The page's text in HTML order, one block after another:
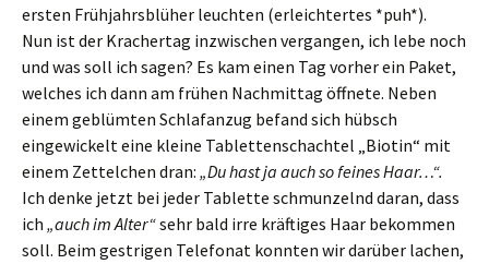
ersten Frühjahrsblüher leuchten (erleichtertes *puh*).
Nun ist der Krachertag inzwischen vergangen, ich lebe noch
und was soll ich sagen? Es kam einen Tag vorher ein Paket,
welches ich dann am frühen Nachmittag öffnete. Neben
einem geblümten Schlafanzug befand sich hübsch
eingewickelt eine kleine Tablettenschachtel „Biotin“ mit
einem Zettelchen dran: „Du hast ja auch so feines Haar…“.
Ich denke jetzt bei jeder Tablette schmunzelnd daran, dass
ich „auch im Alter“sehr bald irre kräftiges Haar bekommen
soll. Beim gestrigen Telefonat konnten wir darüber lachen,